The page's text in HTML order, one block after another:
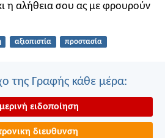
η αλήθεια σου ας με φρουρούν
αξιοπιστία προστασία
της Γραφής κάθε μέρα:
ειδοποίηση
διευθυνση